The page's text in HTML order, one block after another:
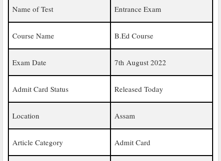
Name of Test Entrance Exam
Course Name B.Ed Course
Exam Date 7th August 2022
Admit Card Status Released Today
Location Assam
Article Category Admit Card